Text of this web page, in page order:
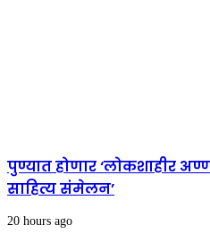
पुण्यात होणार ‘लोकशाहीर
साहित्य संमेलन’
20 hours ago